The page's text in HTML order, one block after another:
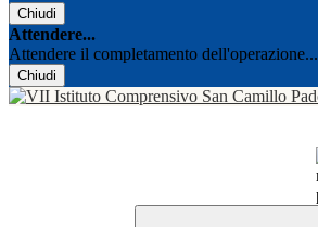
Chiudi
Attendere...
Attendere il completamento dell'operazione...
Chiudi